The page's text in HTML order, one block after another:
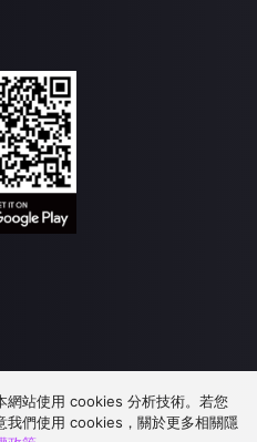
網站使用 cookies 分析技術。若您
我們使用 cookies，關於更多相關隱